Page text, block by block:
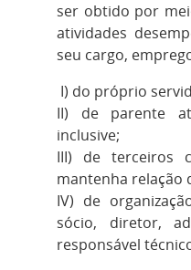
ser obtido por
atividades
seu cargo,
I) do próprio
II) de parente
inclusive;
III) de terceiros
mantenha relação
IV) de
sócio, diretor,
responsável